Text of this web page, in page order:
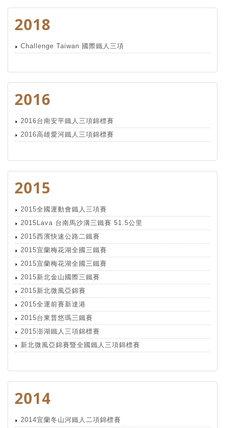
2018
Challenge Taiwan 國際鐵人三項
2016
2016台南安平鐵人三項錦標賽
2016高雄愛河鐵人三項錦標賽
2015
2015全國運動會鐵人三項賽
2015Lava 台南馬沙溝三鐵賽 51.5公里
2015西濱快速公路二鐵賽
2015宜蘭梅花湖全國三鐵賽
2015宜蘭梅花湖全國三鐵賽
2015新北金山國際三鐵賽
2015新北微風亞錦賽
2015全運前賽新達港
2015台東普悠瑪三鐵賽
2015澎湖鐵人三項錦標賽
新北微風亞錦賽暨全國鐵人三項錦標賽
2014
2014宜蘭冬山河鐵人二項錦標賽